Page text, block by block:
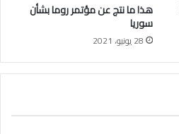
هذا ما نتج عن مؤتمر روما بشأن
سوريا
28 يونيو، 2021